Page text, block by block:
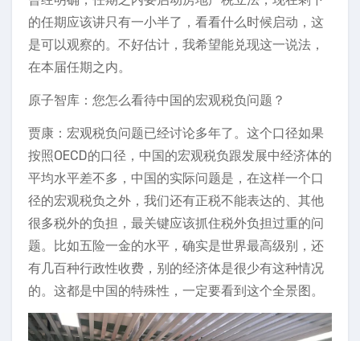
的任期应该讲只有一小半了，看看什么时候启动，这
是可以观察的。不好估计，我希望能兑现这一说法，
在本届任期之内。
原子智库：您怎么看待中国的宏观税负问题？
贾康：宏观税负问题已经讨论多年了。这个口径如果
按照OECD的口径，中国的宏观税负跟发展中经济体的
平均水平差不多，中国的实际问题是，在这样一个口
径的宏观税负之外，我们还有正税不能表达的、其他
很多税外的负担，最关键应该抓住税外负担过重的问
题。比如五险一金的水平，确实是世界最高级别，还
有几百种行政性收费，别的经济体是很少有这种情况
的。这都是中国的特殊性，一定要看到这个全景图。